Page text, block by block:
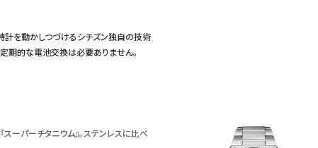
計を動かしつづけるシチズン独自の技術
期的な電池交換は必要ありません。
ーパーチタニウム』。ステンレスに比べ